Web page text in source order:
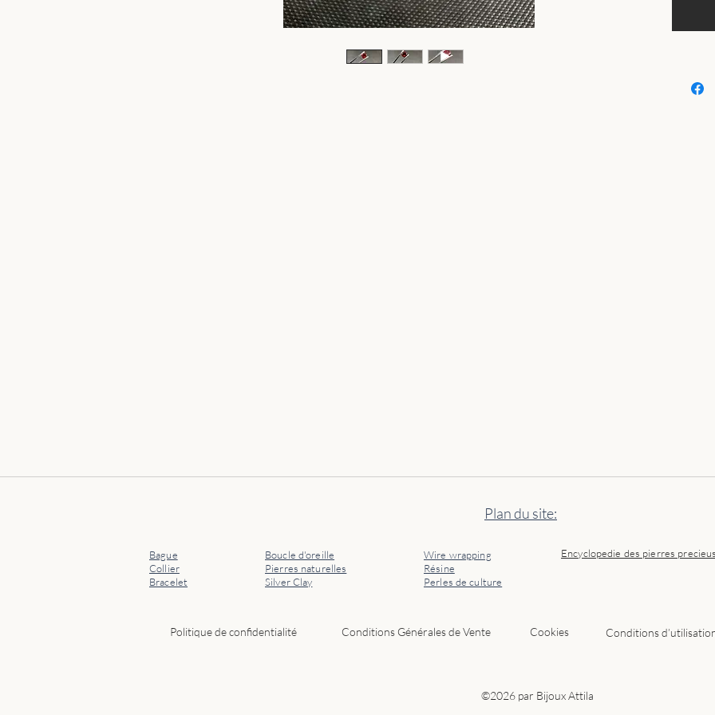
Plan du site:
Bague
Boucle d'oreille
Collier
Pierres naturelles
Bracelet
Silver Clay
Wire wrapping
Encyclopedie des pierres
Résine
Perles de culture
Politique de confidentialité Conditions Générales de Vente Cookies Conditions
©2026 par Bijoux Attila